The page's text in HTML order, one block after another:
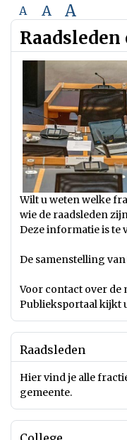
A A A
Raadsleden
Wilt u weten welke
wie de raadsleden
Deze informatie is te
De samenstelling
Voor contact over de
Publieksportaal kijkt
Raadsleden
Hier vind je alle
gemeente.